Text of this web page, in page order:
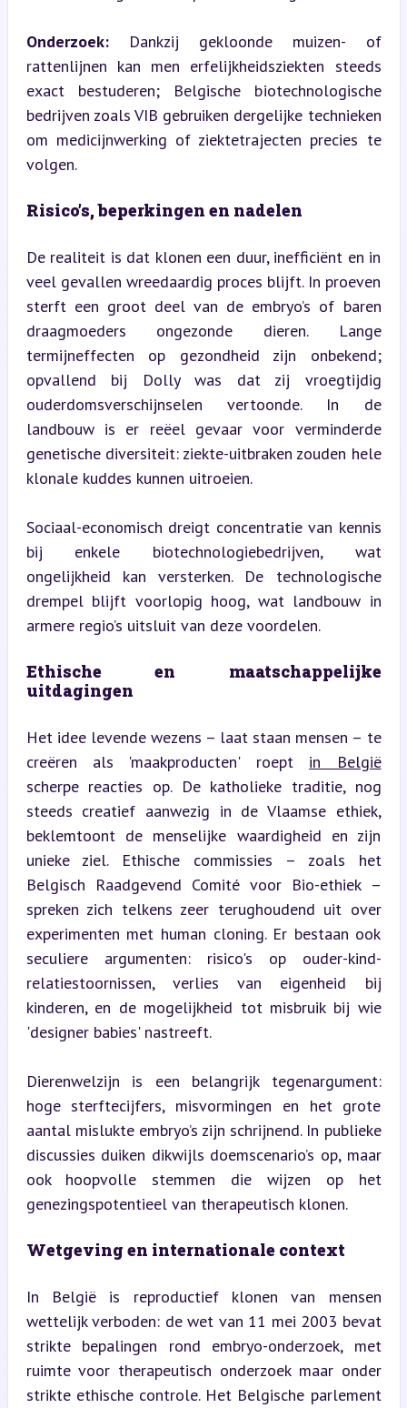
Onderzoek: Dankzij gekloonde muizen- of
rattenlijnen kan men erfelijkheidsziekten steeds
exact bestuderen; Belgische biotechnologische
bedrijven zoals VIB gebruiken dergelijke technieken
om medicijnwerking of ziektetrajecten precies te
volgen.
Risico’s, beperkingen en nadelen
De realiteit is dat klonen een duur, inefficiënt en in
veel gevallen wreedaardig proces blijft. In proeven
sterft een groot deel van de embryo’s of baren
draagmoeders ongezonde dieren. Lange
termijneffecten op gezondheid zijn onbekend;
opvallend bij Dolly was dat zij vroegtijdig
ouderdomsverschijnselen vertoonde. In de
landbouw is er reëel gevaar voor verminderde
genetische diversiteit: ziekte-uitbraken zouden hele
klonale kuddes kunnen uitroeien.
Sociaal-economisch dreigt concentratie van kennis
bij enkele biotechnologiebedrijven, wat
ongelijkheid kan versterken. De technologische
drempel blijft voorlopig hoog, wat landbouw in
armere regio’s uitsluit van deze voordelen.
Ethische en maatschappelijke
uitdagingen
Het idee levende wezens – laat staan mensen – te
creëren als 'maakproducten' roept in België
scherpe reacties op. De katholieke traditie, nog
steeds creatief aanwezig in de Vlaamse ethiek,
beklemtoont de menselijke waardigheid en zijn
unieke ziel. Ethische commissies – zoals het
Belgisch Raadgevend Comité voor Bio-ethiek –
spreken zich telkens zeer terughoudend uit over
experimenten met human cloning. Er bestaan ook
seculiere argumenten: risico's op ouder-kind-
relatiestoornissen, verlies van eigenheid bij
kinderen, en de mogelijkheid tot misbruik bij wie
'designer babies' nastreeft.
Dierenwelzijn is een belangrijk tegenargument:
hoge sterftecijfers, misvormingen en het grote
aantal mislukte embryo’s zijn schrijnend. In publieke
discussies duiken dikwijls doemscenario’s op, maar
ook hoopvolle stemmen die wijzen op het
genezingspotentieel van therapeutisch klonen.
Wetgeving en internationale context
In België is reproductief klonen van mensen
wettelijk verboden: de wet van 11 mei 2003 bevat
strikte bepalingen rond embryo-onderzoek, met
ruimte voor therapeutisch onderzoek maar onder
strikte ethische controle. Het Belgische parlement